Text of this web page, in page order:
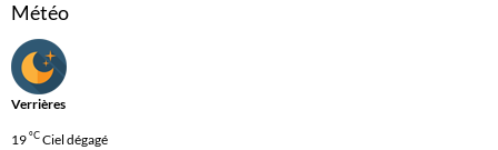
Météo
Verrières
19°CCiel dégagé